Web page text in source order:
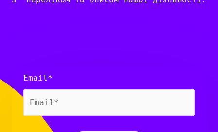
Email*